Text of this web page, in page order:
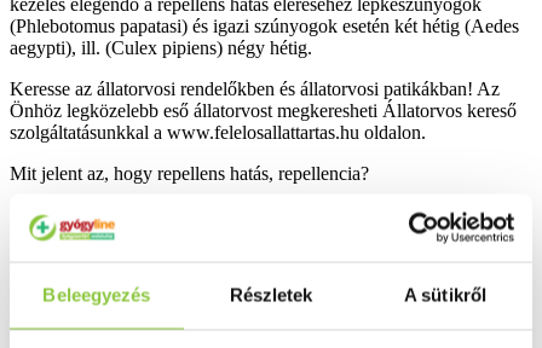
Beleegyezés Részletek A sütikről
kezelés elegendő a repellens hatás eléréséhez lepkeszúnyogok
(Phlebotomus papatasi) és igazi szúnyogok esetén két hétig (Aedes
aegypti), ill. (Culex pipiens) négy hétig.
Keresse az állatorvosi rendelőkben és állatorvosi patikákban! Az
Önhöz legközelebb eső állatorvost megkeresheti Állatorvos kereső
szolgáltatásunkkal a www.felelosallattartas.hu oldalon.
Mit jelent az, hogy repellens hatás, repellencia?
Hogyan használjuk az Advantix Spot on-t kutyánkon?